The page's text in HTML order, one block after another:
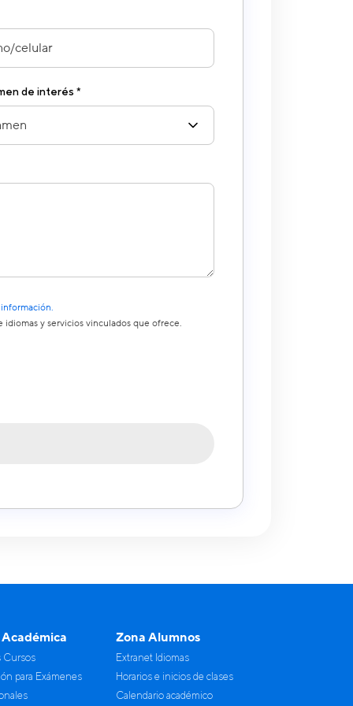
de interés *
y servicios vinculados que ofrece.
Cursos
para Exámenes
Zona Alumnos
Extranet Idiomas
Horarios e inicios de clases
Calendario académico